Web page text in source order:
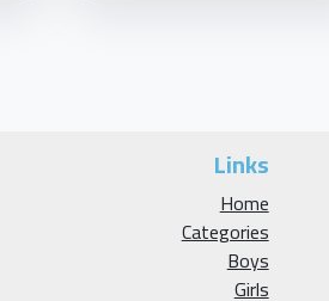
Links
Home
Categories
Boys
Girls